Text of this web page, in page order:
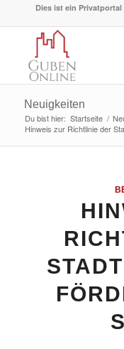
Dies ist ein
Neuigkeiten
Du bist hier: Startseite /
Hinweis zur Richtlinie der